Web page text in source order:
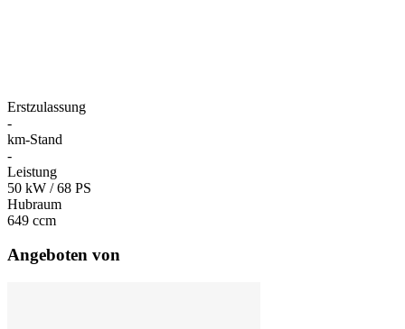
Erstzulassung
-
km-Stand
-
Leistung
50 kW / 68 PS
Hubraum
649 ccm
Angeboten von